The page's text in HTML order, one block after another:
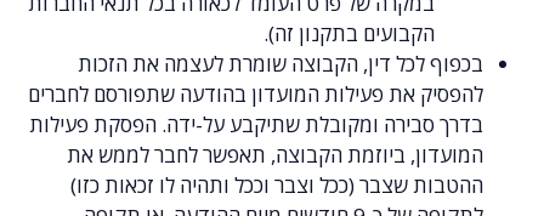
הקבועים בתקנון זה).
לכל דין, הקבוצה שומרת לעצמה את הזכות
את פעילות המועדון בהודעה שתפורסם לחברים
ומקובלת שתיקבע על-ידה. הפסקת פעילות
ביוזמת הקבוצה, תאפשר לחבר לממש את
שצבר (ככל וצבר וככל ותהיה לו זכאות כזו)